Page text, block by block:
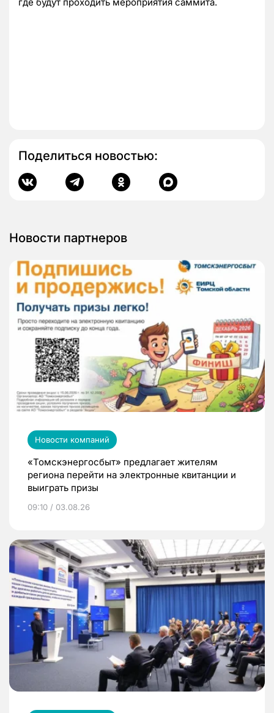
где будут проходить мероприятия саммита.
Поделиться новостью:
Новости партнеров
Новости компаний
«Томскэнергосбыт» предлагает жителям
региона перейти на электронные квитанции и
выиграть призы
09:10 / 03.08.26